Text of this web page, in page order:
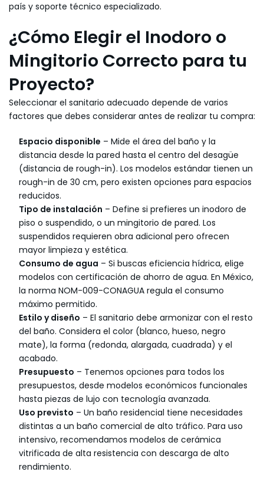
país y soporte técnico especializado.
¿Cómo Elegir el Inodoro o
Mingitorio Correcto para tu
Proyecto?
Seleccionar el sanitario adecuado depende de varios
factores que debes considerar antes de realizar tu compra:
Espacio disponible – Mide el área del baño y la
distancia desde la pared hasta el centro del desagüe
(distancia de rough-in). Los modelos estándar tienen un
rough-in de 30 cm, pero existen opciones para espacios
reducidos.
Tipo de instalación – Define si prefieres un inodoro de
piso o suspendido, o un mingitorio de pared. Los
suspendidos requieren obra adicional pero ofrecen
mayor limpieza y estética.
Consumo de agua – Si buscas eficiencia hídrica, elige
modelos con certificación de ahorro de agua. En México,
la norma NOM-009-CONAGUA regula el consumo
máximo permitido.
Estilo y diseño – El sanitario debe armonizar con el resto
del baño. Considera el color (blanco, hueso, negro
mate), la forma (redonda, alargada, cuadrada) y el
acabado.
Presupuesto – Tenemos opciones para todos los
presupuestos, desde modelos económicos funcionales
hasta piezas de lujo con tecnología avanzada.
Uso previsto – Un baño residencial tiene necesidades
distintas a un baño comercial de alto tráfico. Para uso
intensivo, recomendamos modelos de cerámica
vitrificada de alta resistencia con descarga de alto
rendimiento.